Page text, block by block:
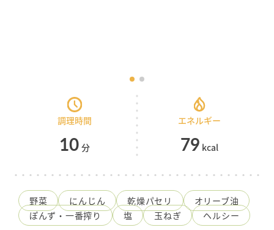
調理時間
10 分
エネルギー
79 kcal
野菜 にんじん 乾燥パセリ
オリーブ油
ぽんず・一番搾り
塩 玉ねぎ ヘルシー